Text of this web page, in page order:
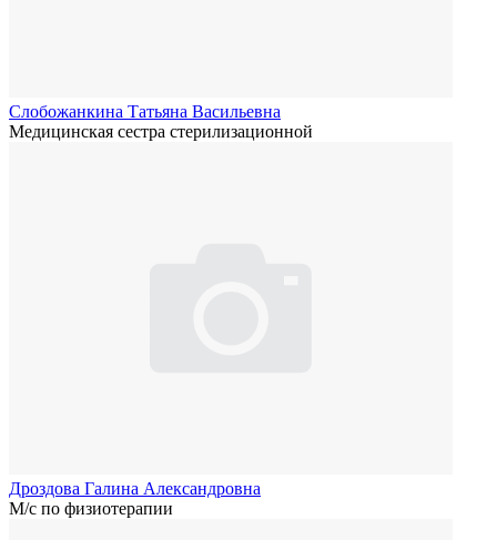
Слобожанкина Татьяна Васильевна
Медицинская сестра стерилизационной
Дроздова Галина Александровна
М/с по физиотерапии